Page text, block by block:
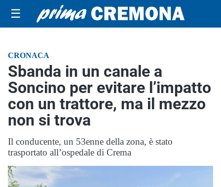
☰
CRONACA
Sbanda in un canale a
Soncino per evitare l’impatto
con un trattore, ma il mezzo
non si trova
Il conducente, un 53enne della zona, è stato
trasportato all’ospedale di Crema